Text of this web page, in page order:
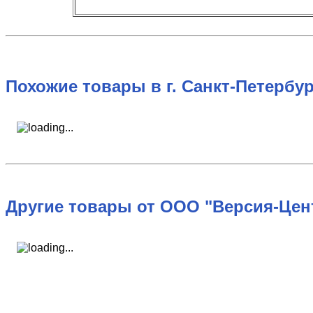
Похожие товары в г. Санкт-
Другие товары от ООО "Версия-